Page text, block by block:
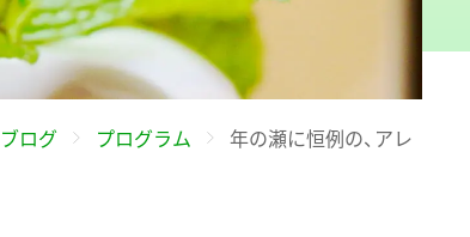
ログ プログラム 年の瀬に恒例の、アレ